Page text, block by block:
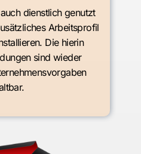
dienstlich genutzt
Arbeitsprofil
Die hierin
sind wieder